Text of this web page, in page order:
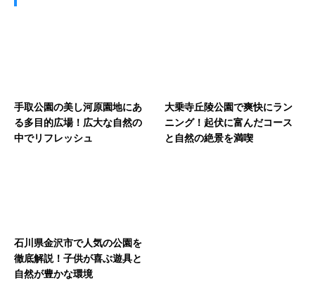
手取公園の美し河原園地にあ
る多目的広場！広大な自然の
中でリフレッシュ
大乗寺丘陵公園で爽快にラン
ニング！起伏に富んだコース
と自然の絶景を満喫
石川県金沢市で人気の公園を
徹底解説！子供が喜ぶ遊具と
自然が豊かな環境